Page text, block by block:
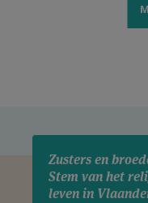
Zusters en
Stem van het
leven in